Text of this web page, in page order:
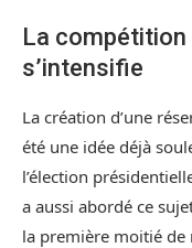
La compétition
s’intensifie
La création d’une
été une idée déjà
l’élection
a aussi abordé ce
la première moitié de